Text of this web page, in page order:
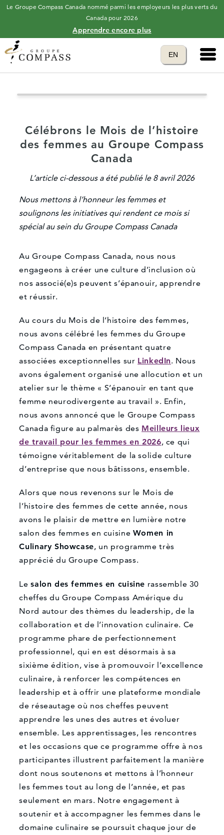
Le Groupe Compass Canada nommé parmi les employeurs les plus verts du
Canada pour 2026
Apprendre encore plus
Translate to
EN
language
Main
Célébrons le Mois de l’histoire
des femmes au Groupe Compass
Canada
L’article ci-dessous a été publié le 8 avril 2026
Nous mettons à l’honneur les femmes et
soulignons les initiatives qui rendent ce mois si
spécial au sein du Groupe Compass Canada
Au Groupe Compass Canada, nous nous
engageons à créer une culture d’inclusion où
nos associé(e)s peuvent s’épanouir, apprendre
et réussir.
Au cours du Mois de l’histoire des femmes,
nous avons célébré les femmes du Groupe
Compass Canada en présentant quatre
associées exceptionnelles sur LinkedIn. Nous
avons également organisé une allocution et un
atelier sur le thème « S’épanouir en tant que
femme neurodivergente au travail ». Enfin,
nous avons annoncé que le Groupe Compass
Canada figure au palmarès des Meilleurs lieux
de travail pour les femmes en 2026, ce qui
témoigne véritablement de la solide culture
d’entreprise que nous bâtissons, ensemble.
Alors que nous revenons sur le Mois de
l’histoire des femmes de cette année, nous
avons le plaisir de mettre en lumière notre
salon des femmes en cuisine Women in
Culinary Showcase, un programme très
apprécié du Groupe Compass.
Lesalon des femmes en cuisine rassemble 30
cheffes du Groupe Compass Amérique du
Nord autour des thèmes du leadership, de la
collaboration et de l’innovation culinaire. Ce
programme phare de perfectionnement
professionnel, qui en est désormais à sa
sixième édition, vise à promouvoir l’excellence
culinaire, à renforcer les compétences en
leadership et à offrir une plateforme mondiale
de réseautage où nos cheffes peuvent
apprendre les unes des autres et évoluer
ensemble. Les apprentissages, les rencontres
et les occasions que ce programme offre à nos
participantes illustrent parfaitement la manière
dont nous soutenons et mettons à l’honneur
les femmes tout au long de l’année, et pas
seulement en mars. Notre engagement à
soutenir et à accompagner les femmes dans le
domaine culinaire se poursuit chaque jour de